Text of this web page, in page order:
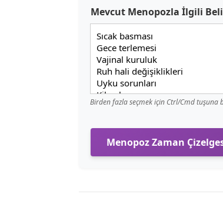
Mevcut Menopozla İlgili
Birden fazla seçmek için Ctrl/Cmd tuşuna
Menopoz Zaman